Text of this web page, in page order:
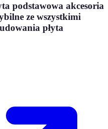
podstawowa akcesoria
ze wszystkimi
płyta